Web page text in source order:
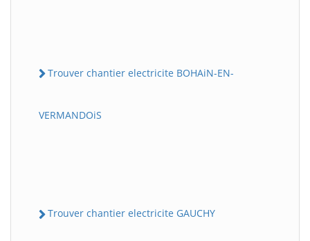
Trouver chantier electricite BOHAiN-EN-
VERMANDOiS
Trouver chantier electricite GAUCHY